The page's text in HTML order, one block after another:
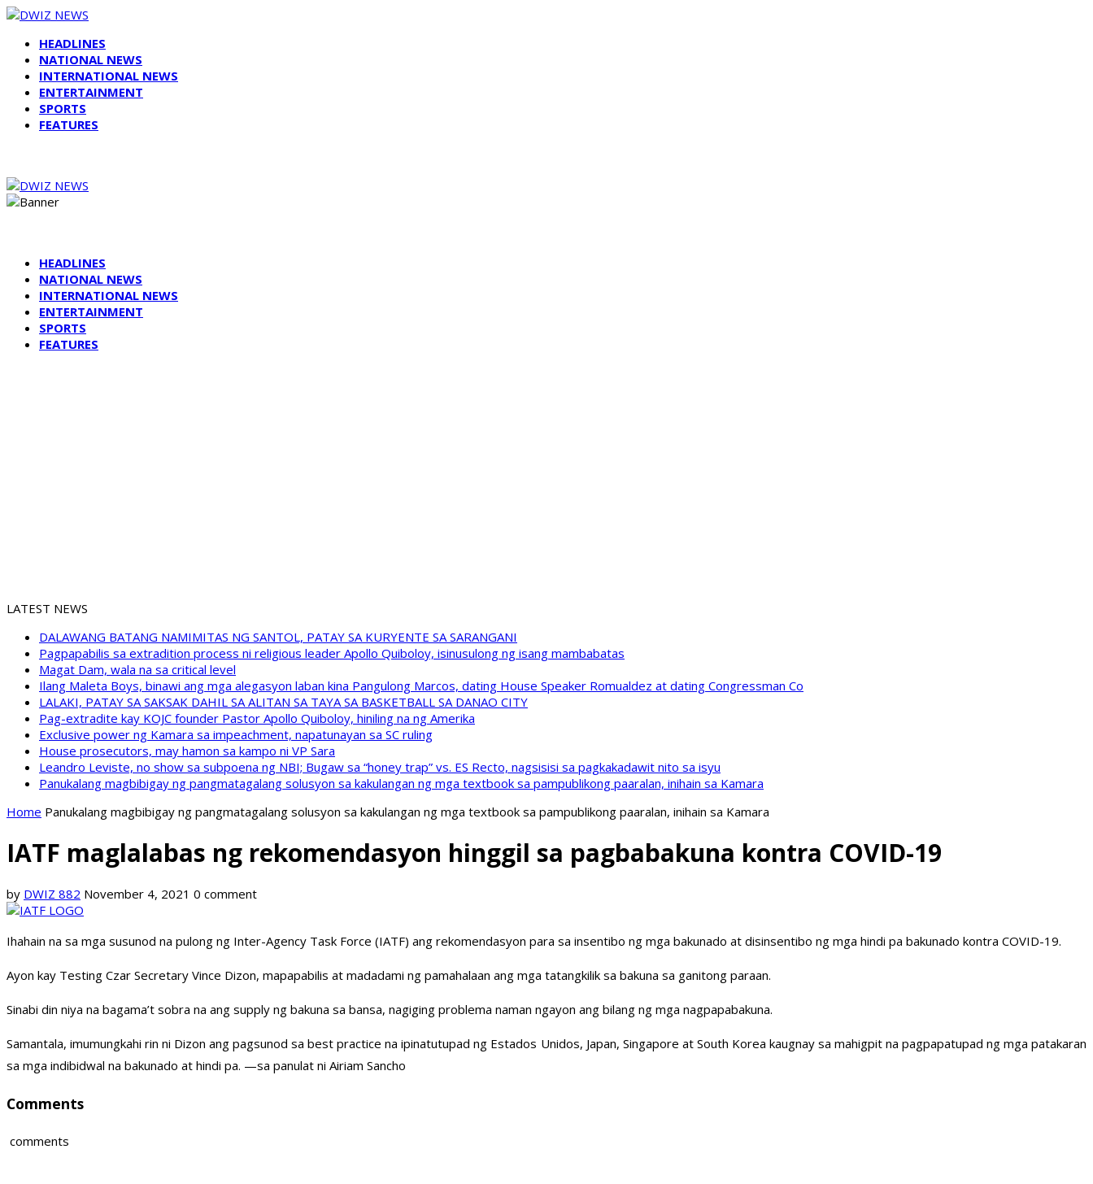
HEADLINES
NATIONAL NEWS
INTERNATIONAL NEWS
ENTERTAINMENT
SPORTS
FEATURES
HEADLINES
NATIONAL NEWS
INTERNATIONAL NEWS
ENTERTAINMENT
SPORTS
FEATURES
LATEST NEWS
DALAWANG BATANG NAMIMITAS NG SANTOL, PATAY SA KURYENTE SA SARANGANI
Pagpapabilis sa extradition process ni religious leader Apollo Quiboloy, isinusulong ng isang mambabatas
Magat Dam, wala na sa critical level
Ilang Maleta Boys, binawi ang mga alegasyon laban kina Pangulong Marcos, dating House Speaker Romualdez at dating Congressman Co
LALAKI, PATAY SA SAKSAK DAHIL SA ALITAN SA TAYA SA BASKETBALL SA DANAO CITY
Pag-extradite kay KOJC founder Pastor Apollo Quiboloy, hiniling na ng Amerika
Exclusive power ng Kamara sa impeachment, napatunayan sa SC ruling
House prosecutors, may hamon sa kampo ni VP Sara
Leandro Leviste, no show sa subpoena ng NBI; Bugaw sa “honey trap” vs. ES Recto, nagsisisi sa pagkakadawit nito sa isyu
Panukalang magbibigay ng pangmatagalang solusyon sa kakulangan ng mga textbook sa pampublikong paaralan, inihain sa Kamara
Home Panukalang magbibigay ng pangmatagalang solusyon sa kakulangan ng mga textbook sa pampublikong paaralan, inihain sa Kamara
IATF maglalabas ng rekomendasyon hinggil sa pagbabakuna kontra COVID-19
by DWIZ 882 November 4, 2021 0 comment
Ihahain na sa mga susunod na pulong ng Inter-Agency Task Force (IATF) ang rekomendasyon para sa insentibo ng mga bakunado at disinsentibo ng mga hindi pa bakunado kontra COVID-19.
Ayon kay Testing Czar Secretary Vince Dizon, mapapabilis at madadami ng pamahalaan ang mga tatangkilik sa bakuna sa ganitong paraan.
Sinabi din niya na bagama’t sobra na ang supply ng bakuna sa bansa, nagiging problema naman ngayon ang bilang ng mga nagpapabakuna.
Samantala, imumungkahi rin ni Dizon ang pagsunod sa best practice na ipinatutupad ng Estados Unidos, Japan, Singapore at South Korea kaugnay sa mahigpit na pagpapatupad ng mga patakaran
sa mga indibidwal na bakunado at hindi pa. —sa panulat ni Airiam Sancho
Comments
comments